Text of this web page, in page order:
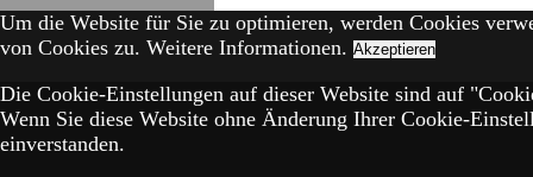
Um die Website für Sie zu optimieren, werden Cookies
von Cookies zu. Weitere Informationen. Akzeptieren
Die Cookie-Einstellungen auf dieser Website sind auf
Wenn Sie diese Website ohne Änderung Ihrer Cookie-
einverstanden.